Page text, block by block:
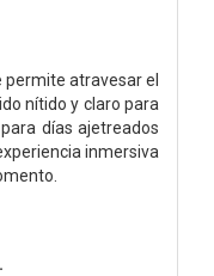
permite atravesar el
nítido y claro para
días ajetreados
inmersiva